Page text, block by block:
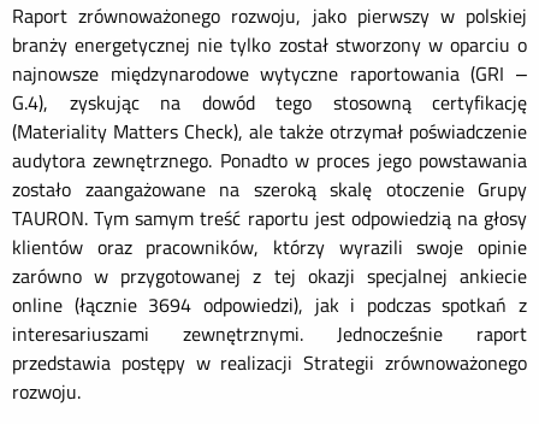
Raport zrównoważonego rozwoju, jako pierwszy w polskiej
branży energetycznej nie tylko został stworzony w oparciu o
najnowsze międzynarodowe wytyczne raportowania (GRI –
G.4), zyskując na dowód tego stosowną certyfikację
(Materiality Matters Check), ale także otrzymał poświadczenie
audytora zewnętrznego. Ponadto w proces jego powstawania
zostało zaangażowane na szeroką skalę otoczenie Grupy
TAURON. Tym samym treść raportu jest odpowiedzią na głosy
klientów oraz pracowników, którzy wyrazili swoje opinie
zarówno w przygotowanej z tej okazji specjalnej ankiecie
online (łącznie 3694 odpowiedzi), jak i podczas spotkań z
interesariuszami zewnętrznymi. Jednocześnie raport
przedstawia postępy w realizacji Strategii zrównoważonego
rozwoju.